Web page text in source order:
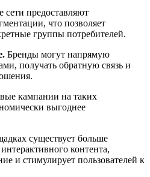
сети предоставляют
что позволяет
группы потребителей.
Бренды могут напрямую
получать обратную связь и
кампании на таких
выгоднее
существует больше
контента,
и стимулирует пользователей к